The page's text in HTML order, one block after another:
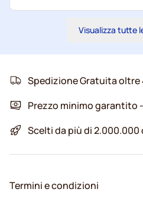
Visualizza tutte
Spedizione Gratuita oltre
Prezzo minimo garantito
Scelti da più di 2.000.000
Termini e condizioni